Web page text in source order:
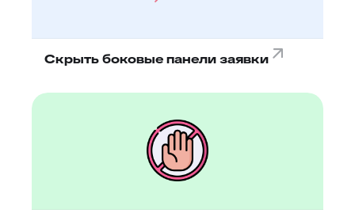
Скрыть боковые панели заявки